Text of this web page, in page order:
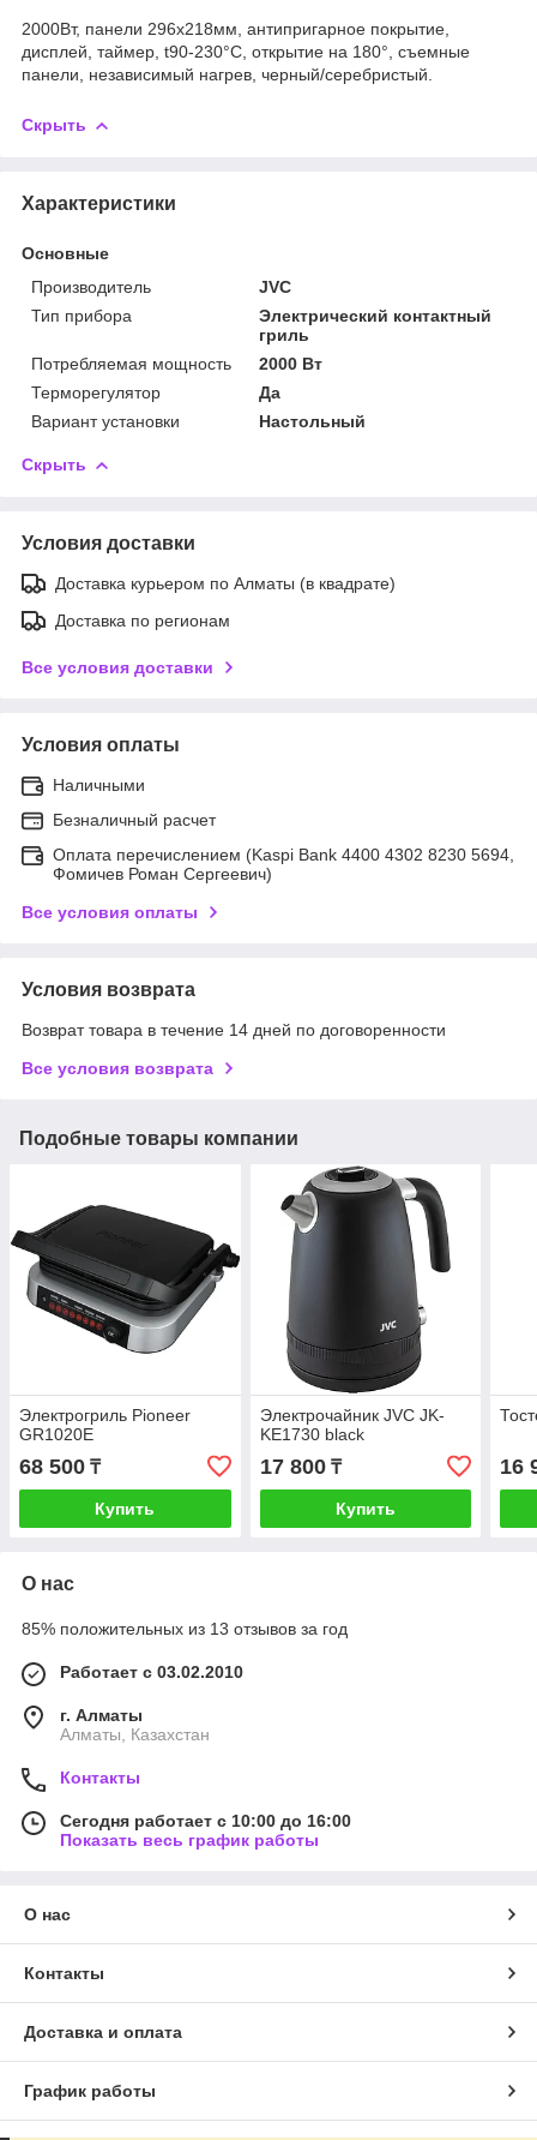
2000Вт, панели 296x218мм, антипригарное покрытие,
дисплей, таймер, t90-230°С, открытие на 180°, съемные
панели, независимый нагрев, черный/серебристый.
Скрыть
Характеристики
Основные
Производитель
JVC
Тип прибора
Электрический контактный
гриль
Потребляемая мощность
2000 Вт
Терморегулятор
Да
Вариант установки
Настольный
Скрыть
Условия доставки
Доставка курьером по Алматы (в квадрате)
Доставка по регионам
Все условия доставки
Условия оплаты
Наличными
Безналичный расчет
Оплата перечислением (Kaspi Bank 4400 4302 8230 5694,
Фомичев Роман Сергеевич)
Все условия оплаты
Условия возврата
Возврат товара в течение 14 дней по договоренности
Все условия возврата
Подобные товары компании
Электрогриль Pioneer
GR1020E
68 500 ₸
Купить
Электрочайник JVC JK-
KE1730 black
17 800₸
Купить
16
О нас
85% положительных из 13 отзывов за год
Работает с 03.02.2010
г. Алматы
Алматы, Казахстан
Контакты
Сегодня работает с 10:00 до 16:00
Показать весь график работы
О нас
Контакты
Доставка и оплата
График работы